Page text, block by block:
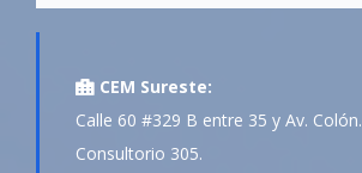
CEM Sureste:
Calle 60 #329 B entre 35 y Av. Colón.
Consultorio 305.